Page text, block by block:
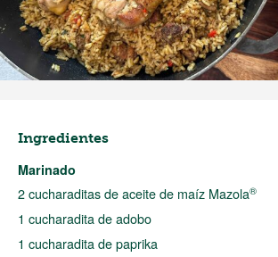
Ingredientes
Marinado
2 cucharaditas de aceite de maíz Mazola®
1 cucharadita de adobo
1 cucharadita de paprika